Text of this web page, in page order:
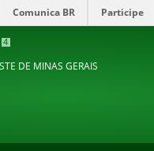
4
Comunica BR Participe
DE MINAS GERAIS